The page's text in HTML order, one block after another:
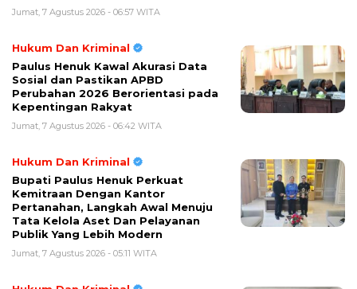
Jumat, 7 Agustus 2026 - 06:57 WITA
Hukum Dan Kriminal
Paulus Henuk Kawal Akurasi Data
Sosial dan Pastikan APBD
Perubahan 2026 Berorientasi pada
Kepentingan Rakyat
Jumat, 7 Agustus 2026 - 06:42 WITA
Hukum Dan Kriminal
Bupati Paulus Henuk Perkuat
Kemitraan Dengan Kantor
Pertanahan, Langkah Awal Menuju
Tata Kelola Aset Dan Pelayanan
Publik Yang Lebih Modern
Jumat, 7 Agustus 2026 - 05:11 WITA